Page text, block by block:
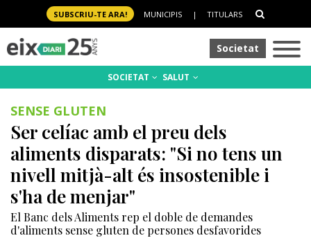
SUBSCRIU-TE ARA! MUNICIPIS | TITULARS
Societat
SOCIETAT SALUT
SENSE GLUTEN
Ser celíac amb el preu dels
aliments disparats: "Si no tens un
nivell mitjà-alt és insostenible i
s'ha de menjar"
El Banc dels Aliments rep el doble de demandes
d'aliments sense gluten de persones desfavorides